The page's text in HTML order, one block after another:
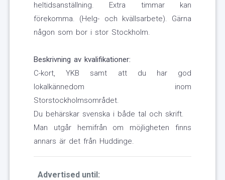
heltidsanställning. Extra timmar kan
förekomma. (Helg- och kvällsarbete). Gärna
någon som bor i stor Stockholm.
Beskrivning av kvalifikationer:
C-kort, YKB samt att du har god
lokalkännedom inom
Storstockholmsområdet.
Du behärskar svenska i både tal och skrift.
Man utgår hemifrån om möjligheten finns
annars är det från Huddinge.
Advertised until: